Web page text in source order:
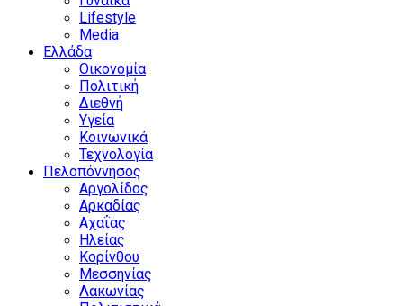
Lifestyle
Media
Ελλάδα
Οικονομία
Πολιτική
Διεθνή
Υγεία
Κοινωνικά
Τεχνολογία
Πελοπόννησος
Αργολίδος
Αρκαδίας
Αχαΐας
Ηλείας
Κορίνθου
Μεσσηνίας
Λακωνίας